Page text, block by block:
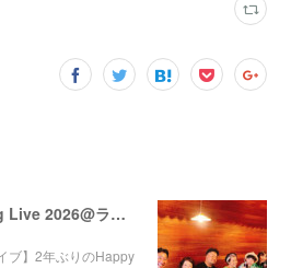
Happy Monday Morning Live 2026@ララミー
ブ】2年ぶりのHappy